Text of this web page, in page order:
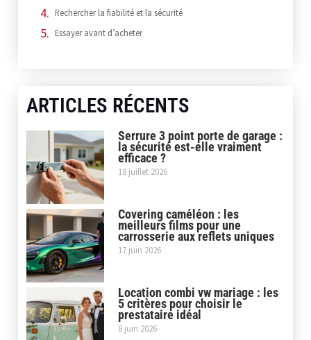
Rechercher la fiabilité et la sécurité
Essayer avant d’acheter
ARTICLES RÉCENTS
Serrure 3 point porte de garage :
la sécurité est-elle vraiment
efficace ?
18 juillet 2026
Covering caméléon : les
meilleurs films pour une
carrosserie aux reflets uniques
17 juin 2026
Location combi vw mariage : les
5 critères pour choisir le
prestataire idéal
8 juin 2026